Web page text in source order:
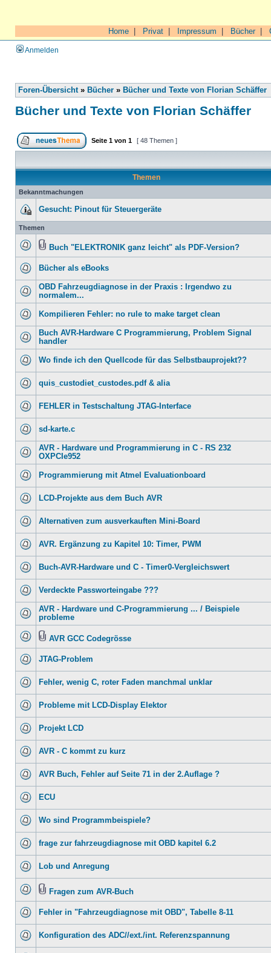
Home Privat Impressum Bücher|
Anmelden
Foren-Übersicht» Bücher » Bücher und Texte von Florian Schäffer
Bücher und Texte von Florian Schäffer
Seite 1 von 1 [ 48 Themen ]
Themen
Bekanntmachungen
Gesucht: Pinout für Steuergeräte
Themen
Buch "ELEKTRONIK ganz leicht" als PDF-Version?
Bücher als eBooks
OBD Fahrzeugdiagnose in der Praxis : Irgendwo zu
normalem...
Kompilieren Fehler: no rule to make target clean
Buch AVR-Hardware C Programmierung, Problem Signal
handler
Wo finde ich den Quellcode für das Selbstbauprojekt??
quis_custodiet_custodes.pdf & alia
FEHLER in Testschaltung JTAG-Interface
sd-karte.c
AVR - Hardware und Programmierung in C - RS 232
OXPCIe952
Programmierung mit Atmel Evaluationboard
LCD-Projekte aus dem Buch AVR
Alternativen zum ausverkauften Mini-Board
AVR. Ergänzung zu Kapitel 10: Timer, PWM
Buch-AVR-Hardware und C - Timer0-Vergleichswert
Verdeckte Passworteingabe ???
AVR - Hardware und C-Programmierung ... / Beispiele
probleme
AVR GCC Codegrösse
JTAG-Problem
Fehler, wenig C, roter Faden manchmal unklar
Probleme mit LCD-Display Elektor
Projekt LCD
AVR - C kommt zu kurz
AVR Buch, Fehler auf Seite 71 in der 2.Auflage ?
ECU
Wo sind Programmbeispiele?
frage zur fahrzeugdiagnose mit OBD kapitel 6.2
Lob und Anregung
Fragen zum AVR-Buch
Fehler in "Fahrzeugdiagnose mit OBD", Tabelle 8-11
Konfiguration des ADC//ext./int. Referenzspannung